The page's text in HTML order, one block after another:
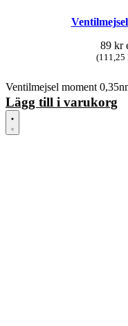
89 kr
(111,25
Ventilmejsel moment
Lägg till i varukorg